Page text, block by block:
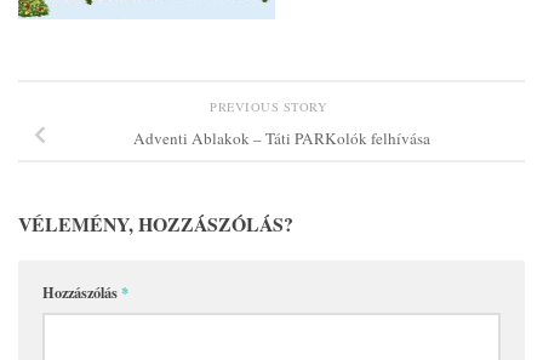
PREVIOUS STORY
Adventi Ablakok – Táti PARKolók felhívása
VÉLEMÉNY, HOZZÁSZÓLÁS?
Hozzászólás*